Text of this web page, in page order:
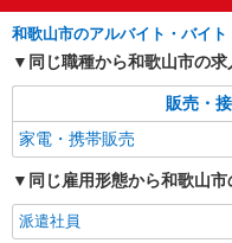
和歌山市のアルバイト・バイ
同じ職種から和歌山市の
販売・
家電・携帯販売
同じ雇用形態から和歌山
派遣社員